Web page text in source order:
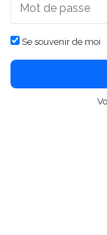
Se souvenir de moi